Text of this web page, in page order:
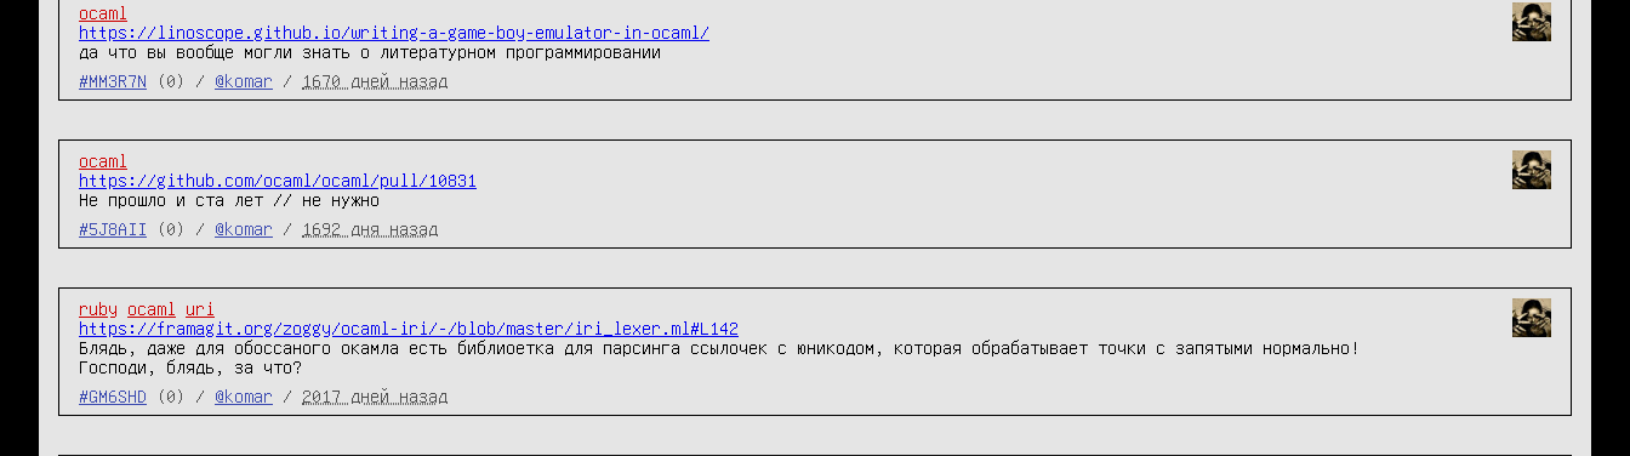
ocaml
https://linoscope.github.io/writing-a-game-boy-emulator-in-ocaml/
да что вы вообще могли знать о литературном программировании
#MM3R7N
(0) / @komar / 1670 дней назад
ocaml
https://github.com/ocaml/ocaml/pull/10831
Не прошло и ста лет // не нужно
#5J8AII
(0) / @komar / 1692 дня назад
ruby ocaml
uri
https://framagit.org/zoggy/ocaml-iri/-/blob/master/iri_lexer.ml#L142
Блядь, даже для обоссаного окамла есть библиоетка для парсинга ссылочек с юникодом, которая обрабатывает точки с запятыми нормально!
Господи, блядь, за что?
#GM6SHD
(0) / @komar / 2017 дней назад